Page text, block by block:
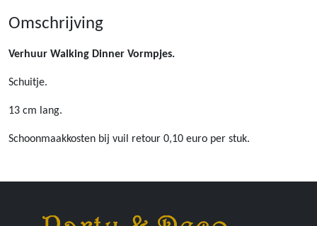
Omschrijving
Verhuur Walking Dinner Vormpjes.
Schuitje.
13 cm lang.
Schoonmaakkosten bij vuil retour 0,10 euro per stuk.